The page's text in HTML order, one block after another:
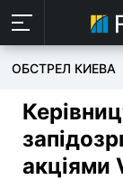
ОБСТРЕЛ КИЕВА
акціями